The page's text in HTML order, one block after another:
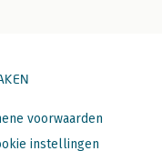
voorwaarden
instellingen